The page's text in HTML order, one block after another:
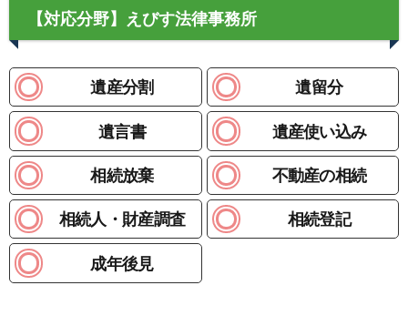
【対応分野】えびす法律事務所
遺産分割 遺留分
遺言書 遺産使い込み
相続放棄 不動産の相続
相続人・財産調査 相続登記
成年後見